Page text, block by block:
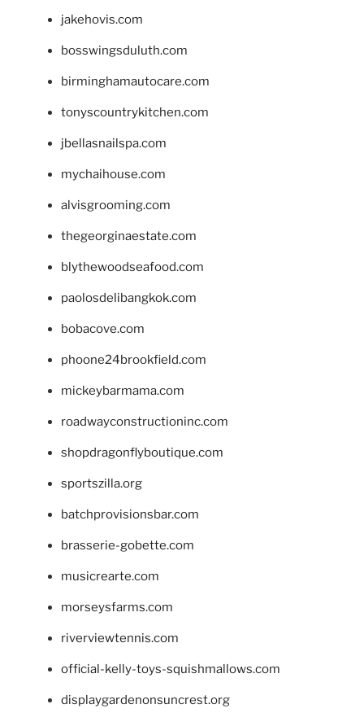
jakehovis.com
bosswingsduluth.com
birminghamautocare.com
tonyscountrykitchen.com
jbellasnailspa.com
mychaihouse.com
alvisgrooming.com
thegeorginaestate.com
blythewoodseafood.com
paolosdelibangkok.com
bobacove.com
phoone24brookfield.com
mickeybarmama.com
roadwayconstructioninc.com
shopdragonflyboutique.com
sportszilla.org
batchprovisionsbar.com
brasserie-gobette.com
musicrearte.com
morseysfarms.com
riverviewtennis.com
official-kelly-toys-squishmallows.com
displaygardenonsuncrest.org